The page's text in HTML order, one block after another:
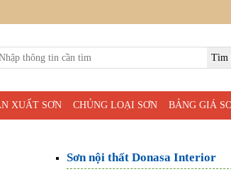
XUẤT SƠN CHỦNG LOẠI SƠN BẢNG GIÁ
Sơn nội thất Donasa Interior